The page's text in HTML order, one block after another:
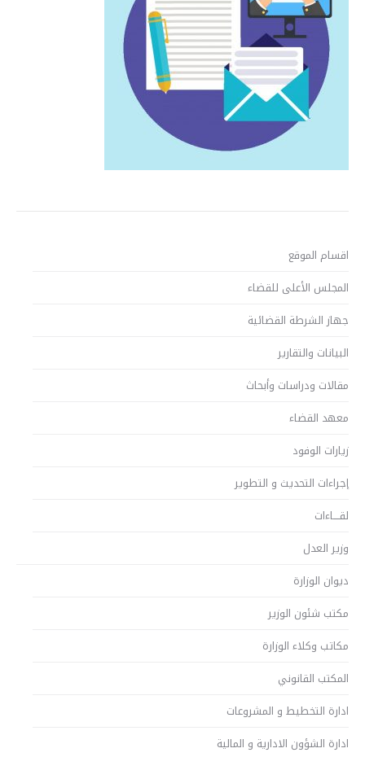
اقسام الموقع
المجلس الأعلى للقضاء
جهاز الشرطة القضائية
البيانات والتقارير
مقالات ودراسات وأبحاث
معهد القضاء
زيارات الوفود
إجراءات التحديث و التطوير
لقــــاءات
وزير العدل
ديوان الوزارة
مكتب شئون الوزير
مكاتب وكلاء الوزارة
المكتب القانوني
ادارة التخطيط و المشروعات
ادارة الشؤون الادارية و المالية